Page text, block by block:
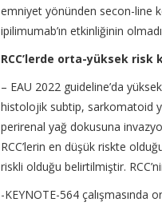
emniyet yönünden secon-line
ipilimumab’ın etkinliğinin
RCC’lerde orta-yüksek risk
– EAU 2022 guideline’da
histolojik subtip, sarkomatoid
perirenal yağ dokusuna
RCC’lerin en düşük riskte
riskli olduğu belirtilmiştir.
-KEYNOTE-564